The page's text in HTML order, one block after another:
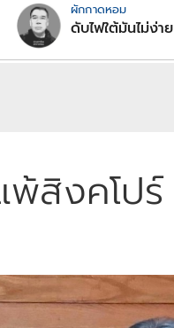
ผักกาดหอม
ดับไฟใต้มันไม่ง่าย
พ้สิงคโปร์